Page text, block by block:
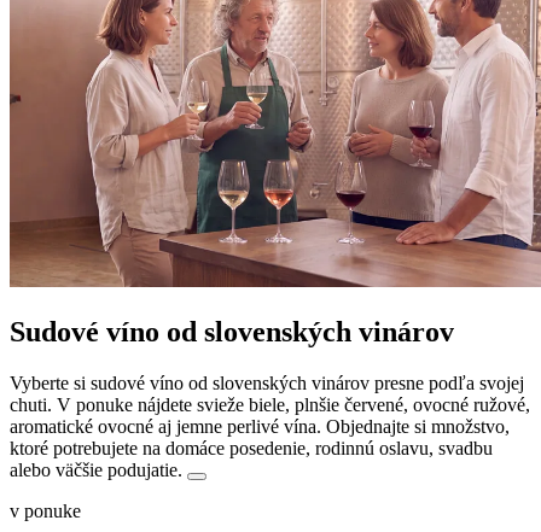
Sudové víno od slovenských vinárov
Vyberte si sudové víno od slovenských vinárov presne podľa svojej
chuti. V ponuke nájdete svieže biele, plnšie červené, ovocné ružové,
aromatické ovocné aj jemne perlivé vína. Objednajte si množstvo,
ktoré potrebujete na domáce posedenie, rodinnú oslavu, svadbu
alebo väčšie podujatie.
v ponuke